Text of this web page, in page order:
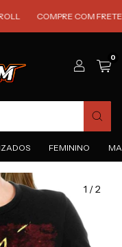
COMPRE COM FRETE
0
FEMININO
1 /2